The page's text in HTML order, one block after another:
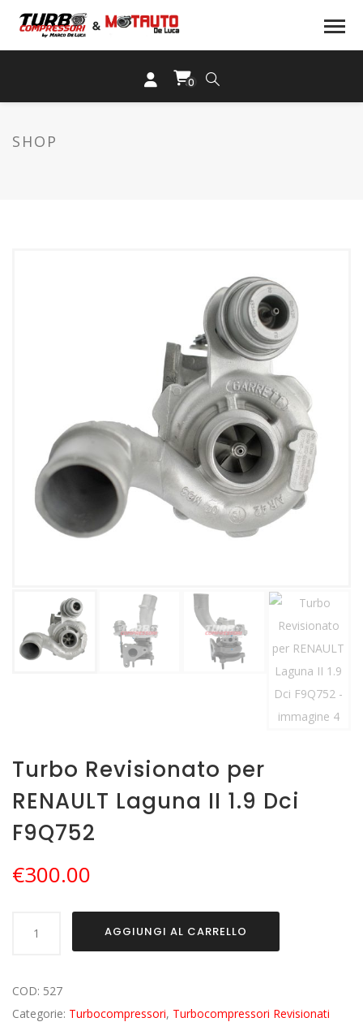
0
SHOP
Turbo Revisionato per
RENAULT Laguna II 1.9 Dci
F9Q752
€300.00
RENAULT
Laguna
AGGIUNGI AL CARRELLO
COD: 527
Categorie: Turbocompressori, Turbocompressori Revisionati